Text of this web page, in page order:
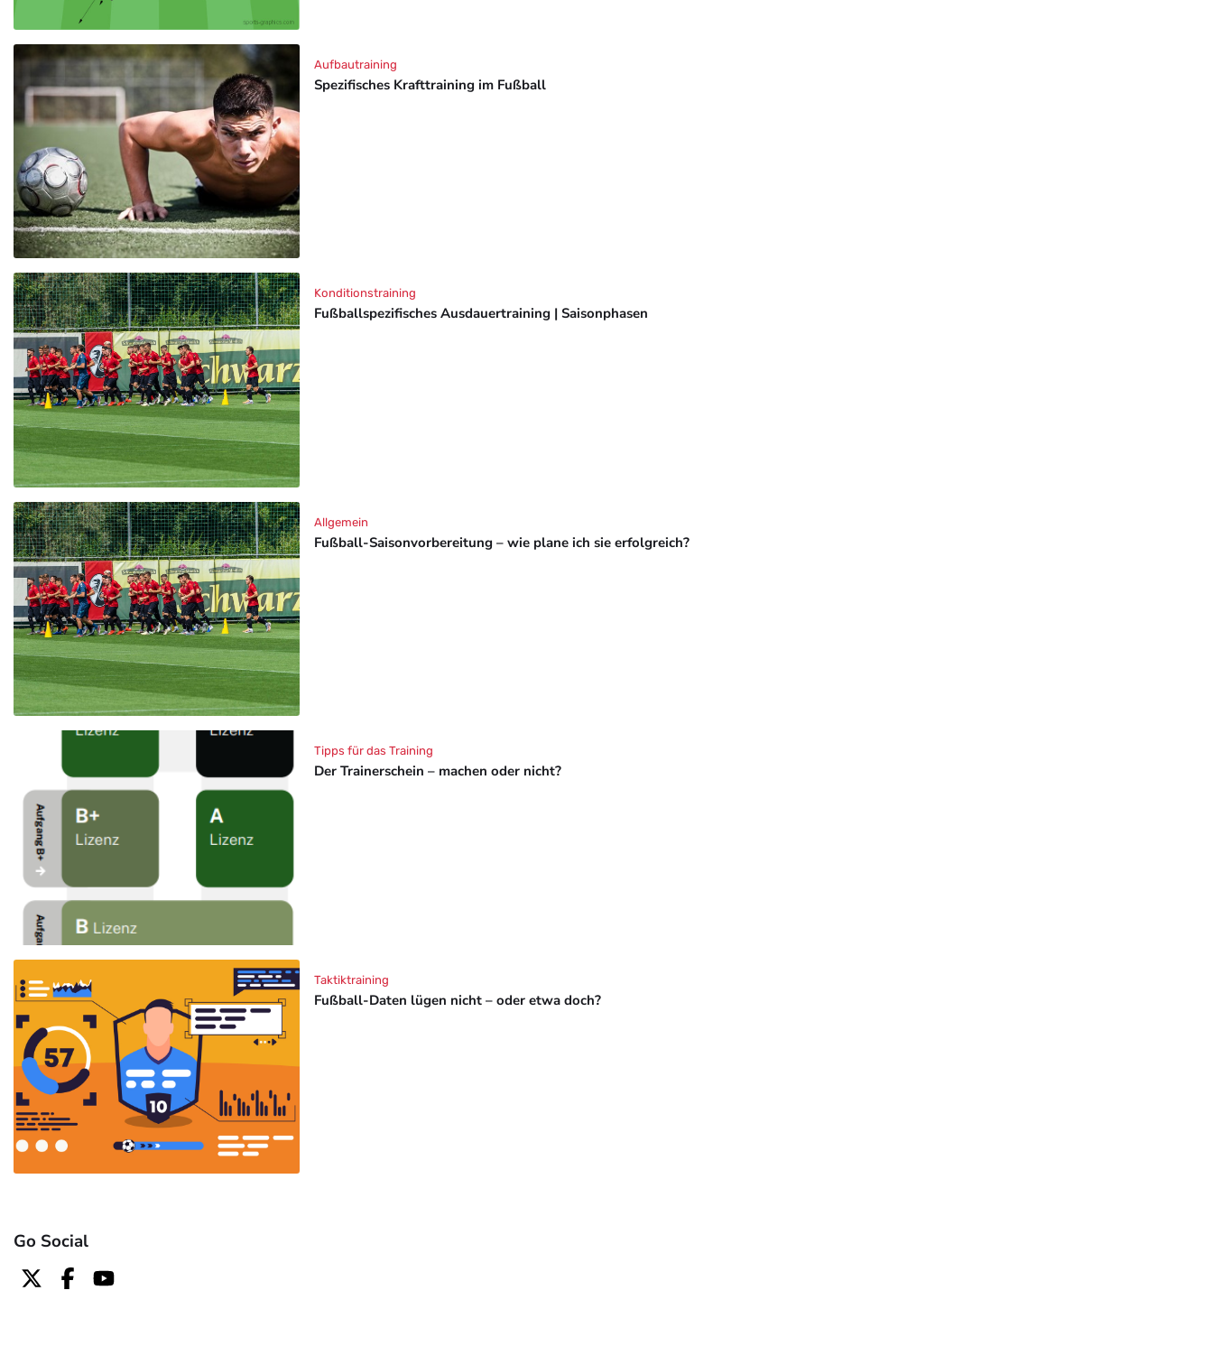
Spezifisches Krafttraining im Fußball
Aufbautraining
Fußballspezifisches Ausdauertraining | Saisonphasen
Konditionstraining
Fußball-Saisonvorbereitung – wie plane ich sie erfolgreich?
Allgemein
Der Trainerschein – machen oder nicht?
Tipps für das Training
Fußball-Daten lügen nicht – oder etwa doch?
Taktiktraining
Go Social